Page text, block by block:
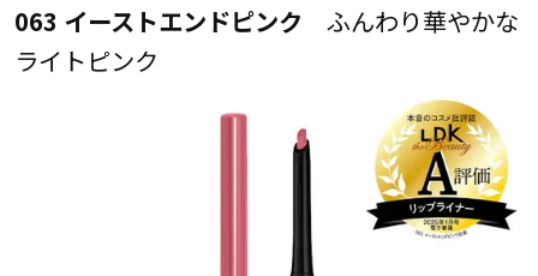
063 イーストエンドピンク ふんわり華やかな
ライトピンク